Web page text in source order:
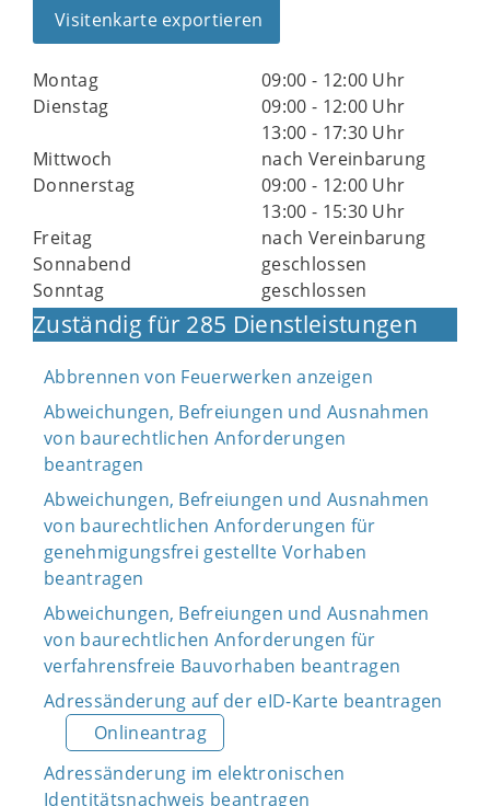
Visitenkarte exportieren
Montag
09:00 - 12:00 Uhr
Dienstag
09:00 - 12:00 Uhr
13:00 - 17:30 Uhr
Mittwoch
nach Vereinbarung
Donnerstag
09:00 - 12:00 Uhr
13:00 - 15:30 Uhr
Freitag
nach Vereinbarung
Sonnabend
geschlossen
Sonntag
geschlossen
Zuständig für 285 Dienstleistungen
Abbrennen von Feuerwerken anzeigen
Abweichungen, Befreiungen und Ausnahmen
von baurechtlichen Anforderungen
beantragen
Abweichungen, Befreiungen und Ausnahmen
von baurechtlichen Anforderungen für
genehmigungsfrei gestellte Vorhaben
beantragen
Abweichungen, Befreiungen und Ausnahmen
von baurechtlichen Anforderungen für
verfahrensfreie Bauvorhaben beantragen
Adressänderung auf der eID-Karte beantragen
Onlineantrag
Adressänderung im elektronischen
Identitätsnachweis beantragen